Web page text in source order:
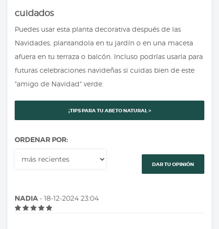
cuidados
Puedes usar esta planta decorativa después de las
Navidades, plantandola en tu jardín o en una maceta
afuera en tu terraza o balcón. Incluso podrías usarla para
futuras celebraciones navideñas si cuidas bien de este
"amigo de Navidad" verde.
¡TIPS PARA TU ABETO NATURAL >
ORDENAR POR:
DAR TU OPINIÓN
NADIA - 18-12-2024 23:04